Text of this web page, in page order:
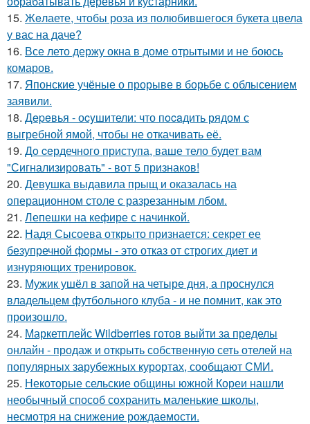
15. Жeлаете, чтобы роза из полюбившегося букета цвела
у вас на даче?
16. Все лето держу окна в доме отрытыми и не боюсь
комаров.
17. Японские учёные о прорыве в борьбе с облысением
заявили.
18. Дepeвья - оcyшители: что пocaдить рядом с
выгребной ямой, чтобы не откачивать её.
19. Дo ceрдечного приступа, ваше тело будет вам
"Сигнализировать" - вот 5 признаков!
20. Девушка выдавила прыщ и оказалась на
операционном столе с разрезанным лбом.
21. Лепешки на кефире с начинкой.
22. Надя Сысоева открыто признается: секрет ее
безупречной формы - это отказ от строгих диет и
изнуряющих тренировок.
23. Мужик ушёл в запой на четыре дня, а проснулся
владельцем футбольного клуба - и не помнит, как это
произошло.
24. Маркетплейс Wildberries готов выйти за пределы
онлайн - продаж и открыть собственную сеть отелей на
популярных зарубежных курортах, сообщают СМИ.
25. Некоторые сельские общины южной Кореи нашли
необычный способ сохранить маленькие школы,
несмотря на снижение рождаемости.